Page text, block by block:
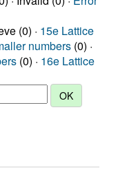
(0) · 15e Lattice
numbers (0) ·
(0) · 16e Lattice